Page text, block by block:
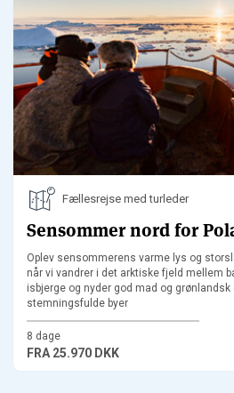
Fællesrejse med turleder
Sensommer nord for
Oplev sensommerens varme lys og
når vi vandrer i det arktiske fjeld mellem
isbjerge og nyder god mad og
stemningsfulde byer
8 dage
FRA25.970 DKK